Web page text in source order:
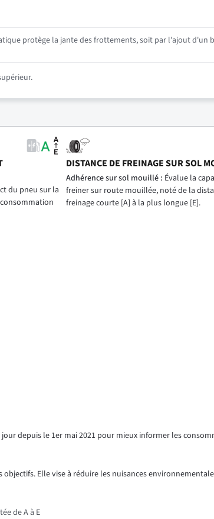
protège la jante des frottements, soit par l'ajout
du pneu sur la
DISTANCE DE FREINAGE SUR SOL
Adhérence sur sol mouillé : Évalue la
freiner sur route mouillée, noté de la
freinage courte [A] à la plus longue [E].
depuis le 1er mai 2021 pour mieux informer les
Elle vise à réduire les nuisances
de A à E